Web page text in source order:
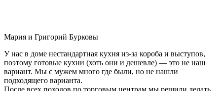
Мария и Григорий Бурковы
У нас в доме нестандартная кухня из-за короба и выступов,
поэтому готовые кухни (хоть они и дешевле) — это не наш
вариант. Мы с мужем много где были, но не нашли
подходящего варианта.
После всех походов по торговым центрам мы решили делать